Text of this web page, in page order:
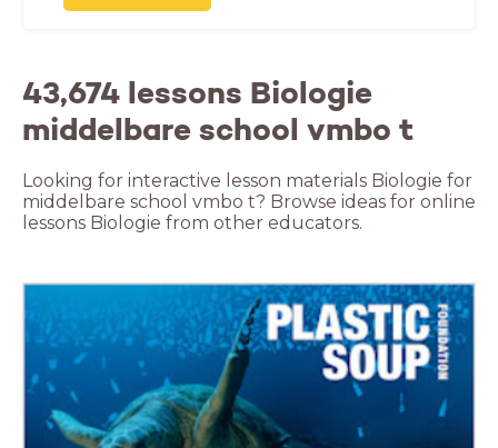
43,674 lessons Biologie
middelbare school vmbo t
Looking for interactive lesson materials Biologie for
middelbare school vmbo t? Browse ideas for online
lessons Biologie from other educators.